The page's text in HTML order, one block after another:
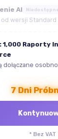
AI
wersji Standard
1,000 Raporty
dołączane
7 Dni
* Bez VAT